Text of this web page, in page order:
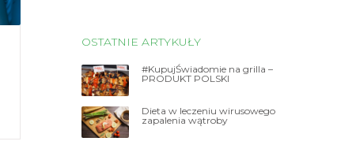
OSTATNIE ARTYKUŁY
#KupujŚwiadomie na grilla –
PRODUKT POLSKI
Dieta w leczeniu wirusowego
zapalenia wątroby